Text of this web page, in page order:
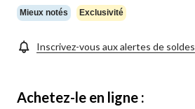
Mieux notés Exclusivité
Inscrivez-vous aux alertes de soldes
Achetez-le en ligne :